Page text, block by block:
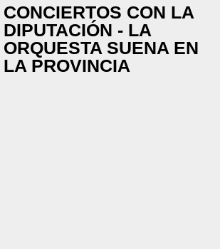
CONCIERTOS CON LA
DIPUTACIÓN - LA
ORQUESTA SUENA EN
LA PROVINCIA